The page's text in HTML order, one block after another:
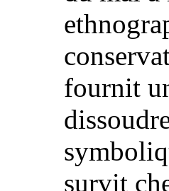
fournit
survit